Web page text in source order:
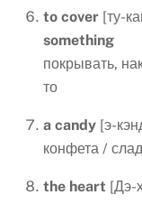
to cover [ту-
something
покрывать,
то
a candy [э-
конфета /
the heart [Дэ-